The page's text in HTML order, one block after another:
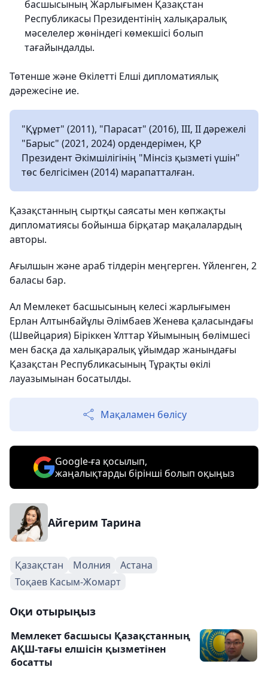
басшысының Жарлығымен Қазақстан
Республикасы Президентінің халықаралық
мәселелер жөніндегі көмекшісі болып
тағайындалды.
Төтенше және Өкілетті Елші дипломатиялық
дәрежесіне ие.
"Құрмет" (2011), "Парасат" (2016), III, ІІ дәрежелі
"Барыс" (2021, 2024) ордендерімен, ҚР
Президент Әкімшілігінің "Мінсіз қызметі үшін"
төс белгісімен (2014) марапатталған.
Қазақстанның сыртқы саясаты мен көпжақты
дипломатиясы бойынша бірқатар мақалалардың
авторы.
Ағылшын және араб тілдерін меңгерген. Үйленген, 2
баласы бар.
Ал Мемлекет басшысының келесі жарлығымен
Ерлан Алтынбайұлы Әлімбаев Женева қаласындағы
(Швейцария) Біріккен Ұлттар Ұйымының бөлімшесі
мен басқа да халықаралық ұйымдар жанындағы
Қазақстан Республикасының Тұрақты өкілі
лауазымынан босатылды.
Мақаламен бөлісу
Google-ға қосылып,
жаңалықтарды бірінші болып оқыңыз
Айгерим Тарина
Қазақстан Молния
Астана
Тоқаев Касым-Жомарт
Оқи отырыңыз
Мемлекет басшысы Қазақстанның
АҚШ-тағы елшісін қызметінен
босатты